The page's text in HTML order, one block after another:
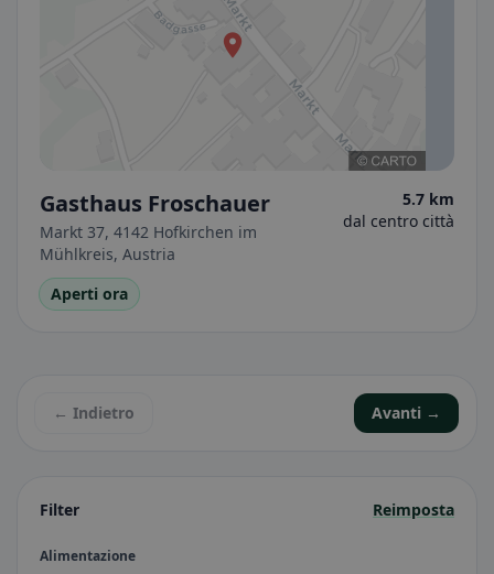
Filter Reimposta
Alimentazione
Gasthaus Froschauer
Markt 37, 4142 Hofkirchen im
Mühlkreis, Austria
5.7 km
dal centro città
Aperti ora
← Indietro Avanti →